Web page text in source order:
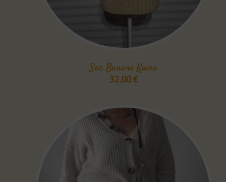
Sac Banane Kawa
32,00€